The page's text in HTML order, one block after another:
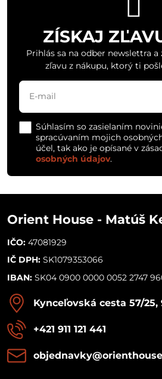
ZÍSKAJ
Prihlás sa na odber newslettra a
zľavu z nákupu, ktorý ti
Súhlasím so zasielaním
spracúvaním mojich
účel, tak ako je opísané v
osobných údajov.
Orient House - Matúš
IČO: 47081929
IČ DPH: SK1079353066
IBAN: SK04 0900 0000 0052 2747
Kynceľovská cesta 57/25,
+421 911 121 441